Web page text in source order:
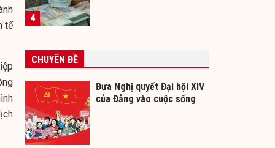
tế
4
CHUYÊN ĐỀ
Đưa Nghị quyết Đại hội XIV
của Đảng vào cuộc sống